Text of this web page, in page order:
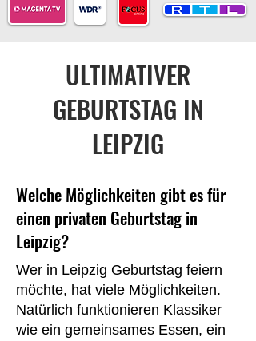
ULTIMATIVER
GEBURTSTAG IN
LEIPZIG
Welche Möglichkeiten gibt es für
einen privaten Geburtstag in
Leipzig?
Wer in Leipzig Geburtstag feiern
möchte, hat viele Möglichkeiten.
Natürlich funktionieren Klassiker
wie ein gemeinsames Essen, ein